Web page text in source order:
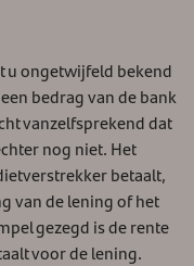
u ongetwijfeld bekend
bedrag van de bank
vanzelfsprekend dat
nog niet. Het
betaalt,
van de lening of het
gezegd is de rente
voor de lening.